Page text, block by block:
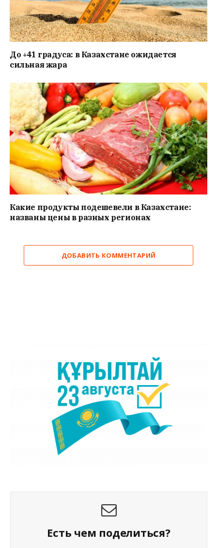
До +41 градуса: в Казахстане ожидается
сильная жара
Какие продукты подешевели в Казахстане:
названы цены в разных регионах
ДОБАВИТЬ КОММЕНТАРИЙ
Есть чем поделиться?